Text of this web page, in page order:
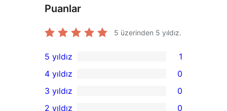
Puanlar
5 üzerinden 5 yıldız.
1
5
yıldızlı
inceleme
5 yıldız 1
4
4 yıldız 0
0
3 yıldız 0
2 yıldız 0